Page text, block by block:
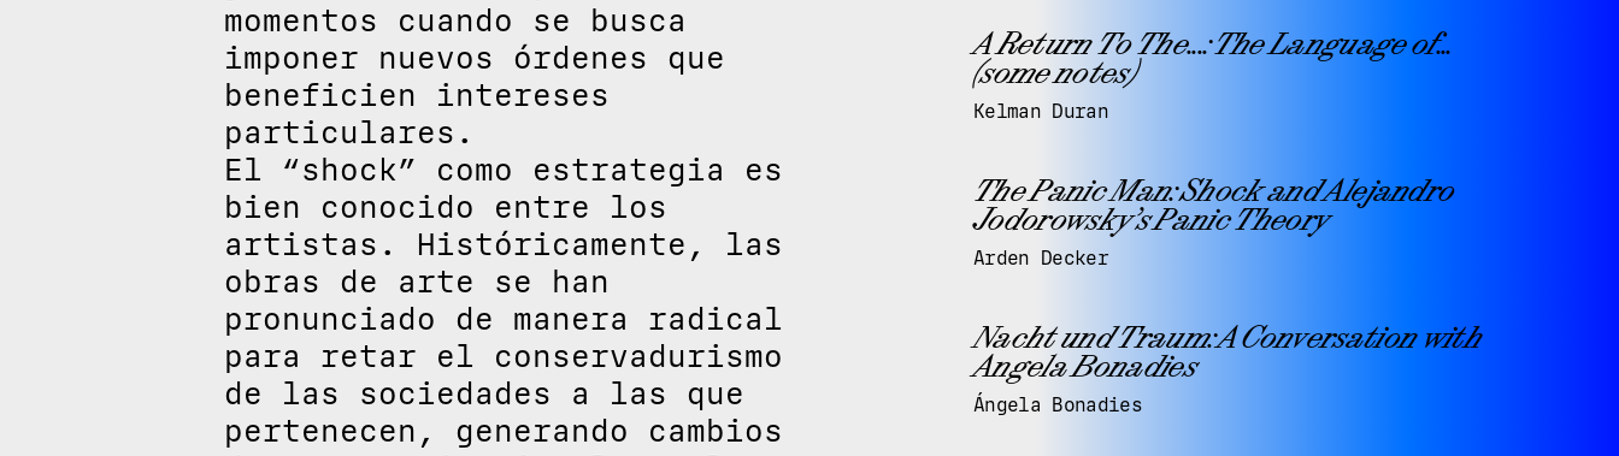
momentos cuando se busca
imponer nuevos órdenes que
beneficien intereses
particulares.
El “shock” como estrategia es
bien conocido entre los
artistas. Históricamente, las
obras de arte se han
pronunciado de manera radical
para retar el conservadurismo
de las sociedades a las que
pertenecen, generando cambios
A Return To The...: The Language of...
(some notes)
Kelman Duran
The Panic Man: Shock and Alejandro
Jodorowsky’s Panic Theory
Arden Decker
Nacht und Traum: A Conversation with
Angela Bonadies
Ángela Bonadies